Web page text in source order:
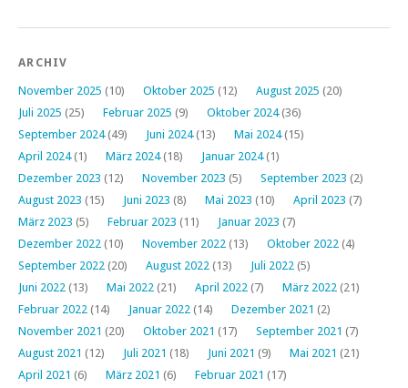
ARCHIV
November 2025 (10) Oktober 2025 (12) August 2025 (20)
Juli 2025 (25) Februar 2025 (9) Oktober 2024(36)
September 2024(49) Juni 2024(13) Mai 2024(15)
April 2024(1) März 2024(18) Januar 2024(1)
Dezember 2023 (12) November 2023 (5) September 2023 (2)
August 2023 (15) Juni 2023 (8) Mai 2023 (10) April 2023 (7)
März 2023 (5) Februar 2023 (11) Januar 2023 (7)
Dezember 2022 (10) November 2022 (13) Oktober 2022 (4)
September 2022 (20) August 2022 (13) Juli 2022 (5)
Juni 2022 (13) Mai 2022 (21) April 2022 (7) März 2022 (21)
Februar 2022 (14) Januar 2022 (14) Dezember 2021 (2)
November 2021 (20) Oktober 2021 (17) September 2021 (7)
August 2021 (12) Juli 2021 (18) Juni 2021 (9) Mai 2021 (21)
April 2021 (6) März 2021 (6) Februar 2021 (17)